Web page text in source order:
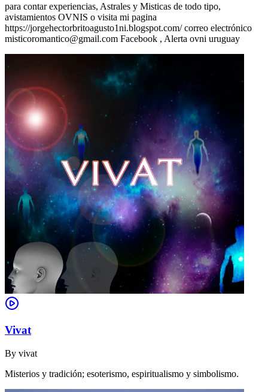
para contar experiencias, Astrales y Misticas de todo tipo,
avistamientos OVNIS o visita mi pagina
https://jorgehectorbritoagusto1ni.blogspot.com/ correo electrónico
misticoromantico@gmail.com Facebook , Alerta ovni uruguay
Vivat
By vivat
Misterios y tradición; esoterismo, espiritualismo y simbolismo.